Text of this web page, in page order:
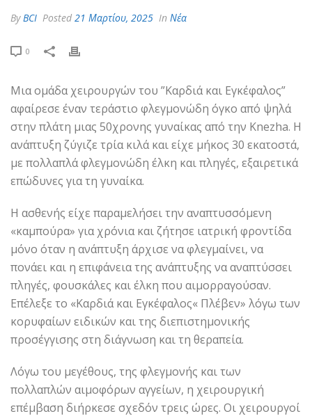
ByBCI Posted 21 Μαρτίου, 2025 In Νέα
0
Μια ομάδα χειρουργών του ”Καρδιά και Εγκέφαλος”
αφαίρεσε έναν τεράστιο φλεγμονώδη όγκο από ψηλά
στην πλάτη μιας 50χρονης γυναίκας από την Knezha. Η
ανάπτυξη ζύγιζε τρία κιλά και είχε μήκος 30 εκατοστά,
με πολλαπλά φλεγμονώδη έλκη και πληγές, εξαιρετικά
επώδυνες για τη γυναίκα.
Η ασθενής είχε παραμελήσει την αναπτυσσόμενη
«καμπούρα» για χρόνια και ζήτησε ιατρική φροντίδα
μόνο όταν η ανάπτυξη άρχισε να φλεγμαίνει, να
πονάει και η επιφάνεια της ανάπτυξης να αναπτύσσει
πληγές, φουσκάλες και έλκη που αιμορραγούσαν.
Επέλεξε το «Καρδιά και Εγκέφαλος« Πλέβεν» λόγω των
κορυφαίων ειδικών και της διεπιστημονικής
προσέγγισης στη διάγνωση και τη θεραπεία.
Λόγω του μεγέθους, της φλεγμονής και των
πολλαπλών αιμοφόρων αγγείων, η χειρουργική
επέμβαση διήρκεσε σχεδόν τρεις ώρες. Οι χειρουργοί